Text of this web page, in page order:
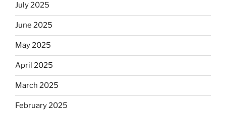
July 2025
June 2025
May 2025
April 2025
March 2025
February 2025